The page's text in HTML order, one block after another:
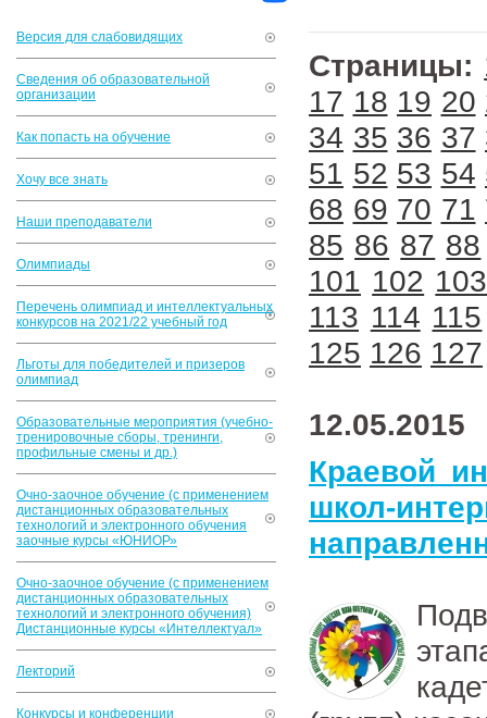
Версия для слабовидящих
Сведения об образовательной
организации
Как попасть на обучение
Хочу все знать
Наши преподаватели
Олимпиады
Перечень олимпиад и интеллектуальных
конкурсов на 2021/22 учебный год
Льготы для победителей и призеров
олимпиад
Образовательные мероприятия (учебно-
тренировочные сборы, тренинги,
профильные смены и др.)
Очно-заочное обучение (с применением
дистанционных образовательных
технологий и электронного обучения
заочные курсы «ЮНИОР»
Очно-заочное обучение (с применением
дистанционных образовательных
технологий и электронного обучения)
Дистанционные курсы «Интеллектуал»
Лекторий
Конкурсы и конференции
Страницы:
17 18 19 20
34 35 36 37
51 52 53 54
68 69 70 71
85 86 87 88
101 102 103
113 114 115
125 126 127
12.05.2015
Краевой
школ-